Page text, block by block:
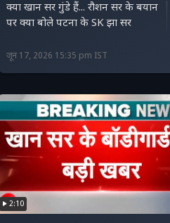
क्या खान सर गुंडे हैं... रौशन सर के बयान
पर क्या बोले पटना के SK झा सर
जून 17, 2026 15:35 pm IST
2:10